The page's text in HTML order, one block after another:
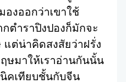
งออกว่าเขาใช้
ตำราปิงปองก็มักจะ
แต่น่าคิดสงสัยว่าฝรั่ง
ษมาให้เราอ่านกันนั้น
คเทียบชั้นกับจีน